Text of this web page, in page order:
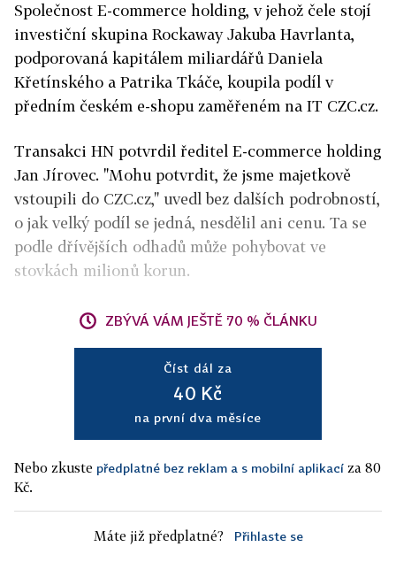
Společnost E-commerce holding, v jehož čele stojí
investiční skupina Rockaway Jakuba Havrlanta,
podporovaná kapitálem miliardářů Daniela
Křetínského a Patrika Tkáče, koupila podíl v
předním českém e-shopu zaměřeném na IT CZC.cz.
Transakci HN potvrdil ředitel E-commerce holding
Jan Jírovec. "Mohu potvrdit, že jsme majetkově
vstoupili do CZC.cz," uvedl bez dalších podrobností,
o jak velký podíl se jedná, nesdělil ani cenu. Ta se
podle dřívějších odhadů může pohybovat ve
stovkách milionů korun.
ZBÝVÁ VÁM JEŠTĚ 70 % ČLÁNKU
Číst dál za
40 Kč
na první dva měsíce
Nebo zkuste předplatné bez reklam a s mobilní aplikací za 80
Kč.
Máte již předplatné? Přihlaste se